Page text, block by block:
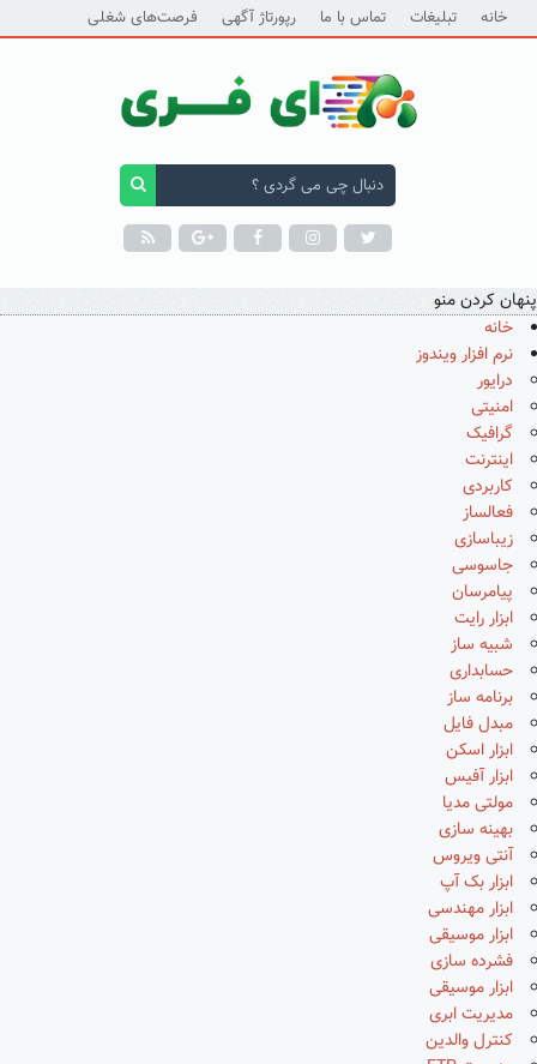
خانه تبلیغات تماس با ما رپورتاژ آگهی فرصت‌های شغلی
پنهان کردن منو
خانه
نرم افزار ویندوز
درایور
امنیتی
گرافیک
اینترنت
کاربردی
فعالساز
زیباسازی
جاسوسی
پیامرسان
ابزار رایت
شبیه ساز
حسابداری
برنامه ساز
مبدل فایل
ابزار اسکن
ابزار آفیس
مولتی مدیا
بهینه سازی
آنتی ویروس
ابزار بک آپ
ابزار مهندسی
ابزار موسیقی
فشرده سازی
ابزار موسیقی
مدیریت ابری
کنترل والدین